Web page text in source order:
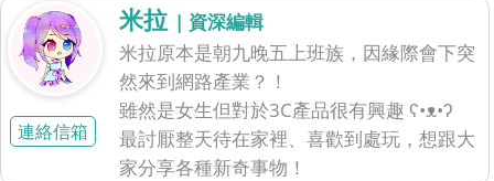
連絡信箱
米拉 | 資深編輯
米拉原本是朝九晚五上班族，因緣際會下突
然來到網路產業？！
雖然是女生但對於3C產品很有興趣 ʕ•ᴥ•ʔ
最討厭整天待在家裡、喜歡到處玩，想跟大
家分享各種新奇事物！